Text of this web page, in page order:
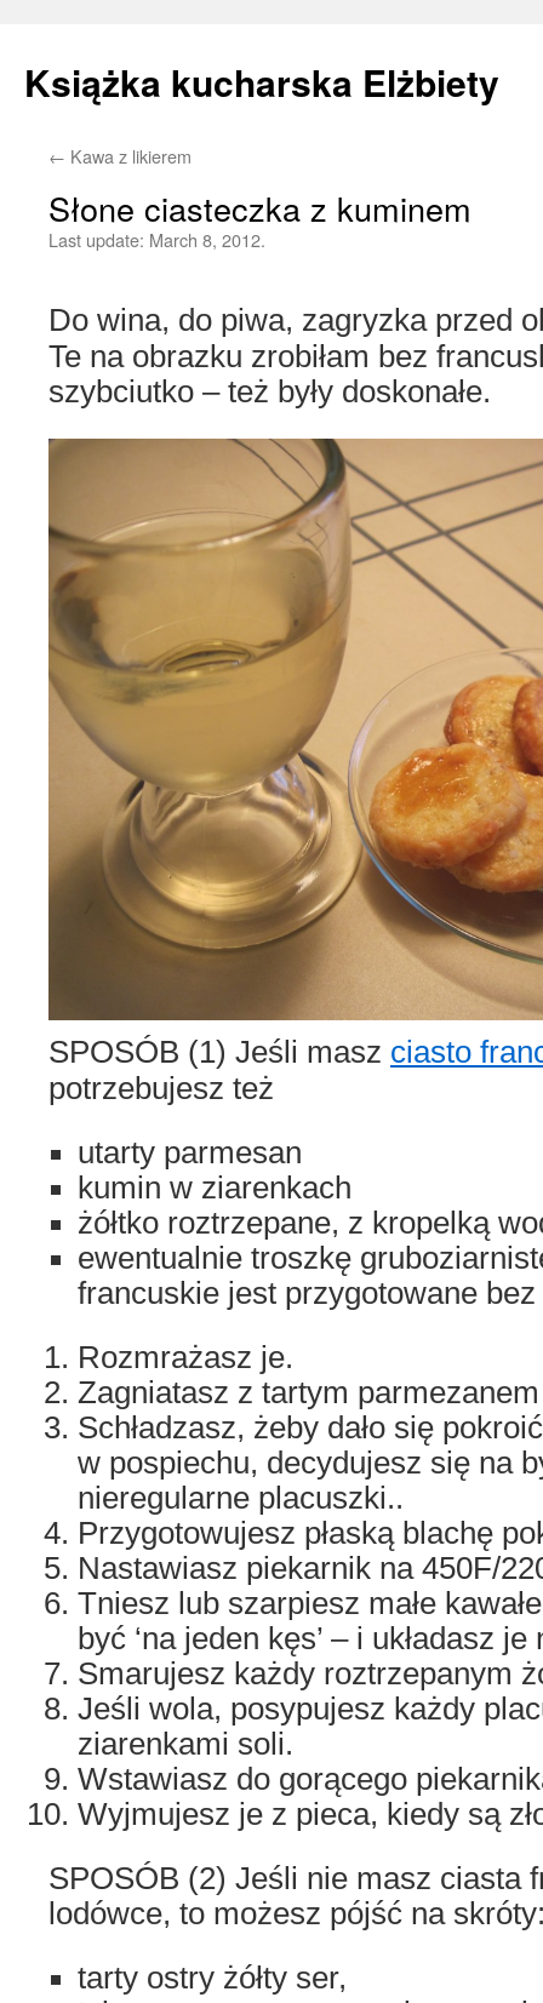
Książka kucharska Elżbiety
Skip
← Kawa z likierem
Słone ciasteczka z kuminem
Last update: March 8, 2012.
Do wina, do piwa, zagryzka przed
Te na obrazku zrobiłam bez
szybciutko – też były doskonałe.
SPOSÓB (1) Jeśli masz ciasto
potrzebujesz też
utarty parmesan
kumin w ziarenkach
żółtko roztrzepane, z kropelką
ewentualnie troszkę
francuskie jest przygotowane
Rozmrażasz je.
Zagniatasz z tartym
Schładzasz, żeby dało się
w pospiechu, decydujesz się na
nieregularne placuszki..
Przygotowujesz płaską blachę
Nastawiasz piekarnik na 450F/
Tniesz lub szarpiesz małe
być ‘na jeden kęs’ – i układasz
Smarujesz każdy roztrzepanym
Jeśli wola, posypujesz każdy
ziarenkami soli.
Wstawiasz do gorącego
Wyjmujesz je z pieca, kiedy są
SPOSÓB (2) Jeśli nie masz ciasta
lodówce, to możesz pójść na
tarty ostry żółty ser,